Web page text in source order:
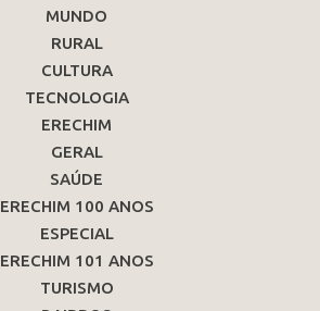
MUNDO
RURAL
CULTURA
TECNOLOGIA
ERECHIM
GERAL
SAÚDE
ERECHIM 100 ANOS
ESPECIAL
ERECHIM 101 ANOS
TURISMO